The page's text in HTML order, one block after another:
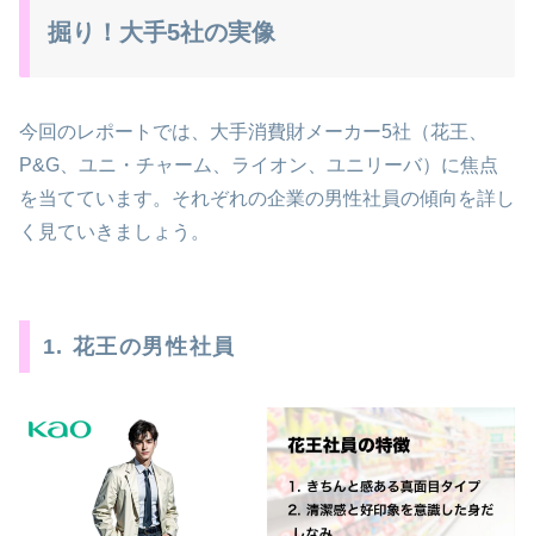
掘り！大手5社の実像
今回のレポートでは、大手消費財メーカー5社（花王、
P&G、ユニ・チャーム、ライオン、ユニリーバ）に焦点
を当てています。それぞれの企業の男性社員の傾向を詳し
く見ていきましょう。
1. 花王の男性社員